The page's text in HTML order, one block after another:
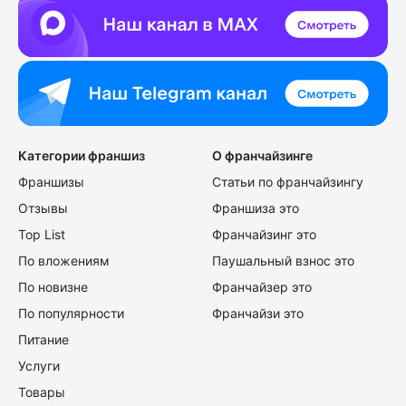
Категории франшиз
Франшизы
Отзывы
Top List
По вложениям
По новизне
По популярности
Питание
Услуги
Товары
О франчайзинге
Статьи по франчайзингу
Франшиза это
Франчайзинг это
Паушальный взнос это
Франчайзер это
Франчайзи это